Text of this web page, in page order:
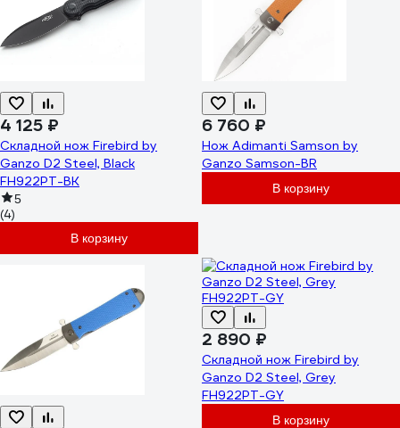
4 125 ₽
Складной нож Firebird by
Ganzo D2 Steel, Black
FH922PT-BK
5
(4)
В корзину
6 760 ₽
Нож Adimanti Samson by
Ganzo Samson-BR
В корзину
2 890 ₽
Складной нож Firebird by
Ganzo D2 Steel, Grey
FH922PT-GY
В корзину